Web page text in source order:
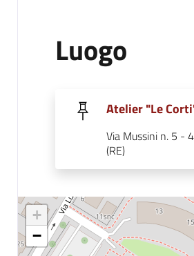
Luogo
Atelier "Le
Via Mussini n. 5 -
(RE)
+
−